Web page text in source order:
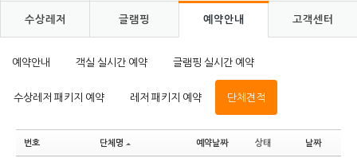
수상레저 글램핑 예약안내 고객센터
예약안내 객실 실시간 예약 글램핑 실시간 예약
수상레저 패키지 예약 레저 패키지 예약 단체견적
번호 단체명 예약날짜 상태 날짜